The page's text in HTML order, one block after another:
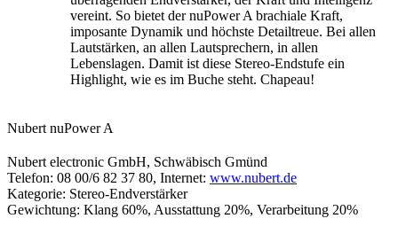
vereint. So bietet der nuPower A brachiale Kraft,
imposante Dynamik und höchste Detailtreue. Bei allen
Lautstärken, an allen Lautsprechern, in allen
Lebenslagen. Damit ist diese Stereo-Endstufe ein
Highlight, wie es im Buche steht. Chapeau!
Nubert nuPower A
Nubert electronic GmbH, Schwäbisch Gmünd
Telefon: 08 00/6 82 37 80, Internet: www.nubert.de
Kategorie: Stereo-Endverstärker
Gewichtung: Klang 60%, Ausstattung 20%, Verarbeitung 20%